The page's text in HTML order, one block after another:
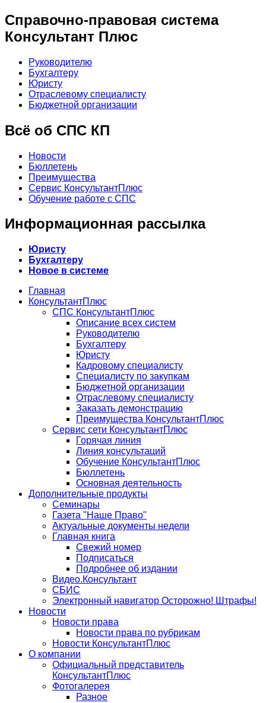
Справочно-правовая система
Консультант Плюс
Руководителю
Бухгалтеру
Юристу
Отраслевому специалисту
Бюджетной организации
Всё об СПС КП
Новости
Бюллетень
Преимущества
Сервис КонсультантПлюс
Обучение работе с СПС
Информационная рассылка
Юристу
Бухгалтеру
Новое в системе
Главная
КонсультантПлюс
СПС КонсультантПлюс
Описание всех систем
Руководителю
Бухгалтеру
Юристу
Кадровому специалисту
Специалисту по закупкам
Бюджетной организации
Отраслевому специалисту
Заказать демонстрацию
Преимущества КонсультантПлюс
Сервис сети КонсультантПлюс
Горячая линия
Линия консультаций
Обучение КонсультантПлюс
Бюллетень
Основная деятельность
Дополнительные продукты
Семинары
Газета "Наше Право"
Актуальные документы недели
Главная книга
Свежий номер
Подписаться
Подробнее об издании
Видео.Консультант
СБИС
Электронный навигатор Осторожно! Штрафы!
Новости
Новости права
Новости права по рубрикам
Новости КонсультантПлюс
О компании
Официальный представитель
КонсультантПлюс
Фотогалерея
Разное